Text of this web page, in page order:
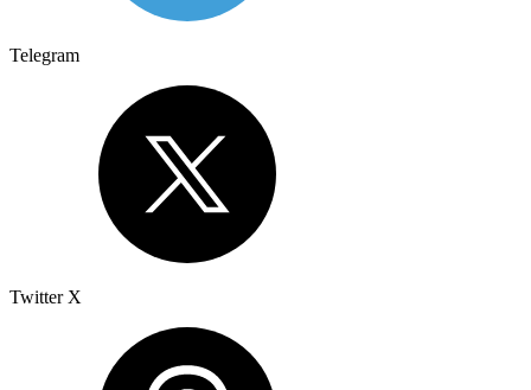
Telegram
Twitter X